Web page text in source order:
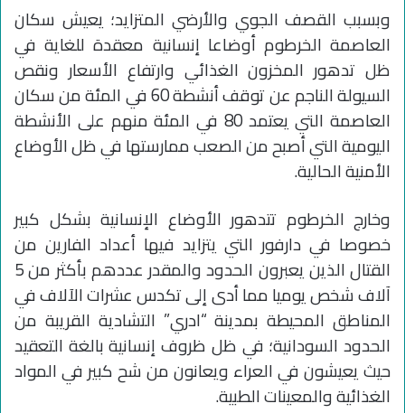
وبسبب القصف الجوي والأرضي المتزايد؛ يعيش سكان
العاصمة الخرطوم أوضاعا إنسانية معقدة للغاية في
ظل تدهور المخزون الغذائي وارتفاع الأسعار ونقص
السيولة الناجم عن توقف أنشطة 60 في المئة من سكان
العاصمة التي يعتمد 80 في المئة منهم على الأنشطة
اليومية التي أصبح من الصعب ممارستها في ظل الأوضاع
الأمنية الحالية.
وخارج الخرطوم تتدهور الأوضاع الإنسانية بشكل كبير
خصوصا في دارفور التي يتزايد فيها أعداد الفارين من
القتال الذين يعبرون الحدود والمقدر عددهم بأكثر من 5
آلاف شخص يوميا مما أدى إلى تكدس عشرات الآلاف في
المناطق المحيطة بمدينة “ادري” التشادية القريبة من
الحدود السودانية؛ في ظل ظروف إنسانية بالغة التعقيد
حيث يعيشون في العراء ويعانون من شح كبير في المواد
الغذائية والمعينات الطبية.